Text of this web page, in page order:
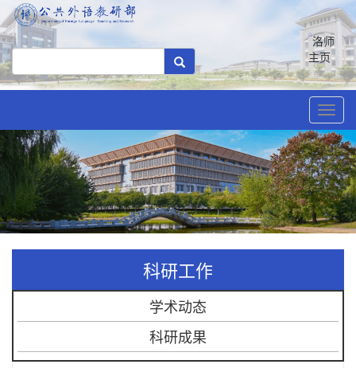
洛师
主页
科研工作
学术动态
科研成果